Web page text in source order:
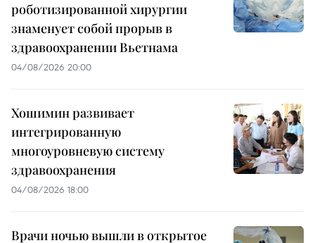
роботизированной хирургии
знаменует собой прорыв в
здравоохранении Вьетнама
04/08/2026 20:00
Хошимин развивает
интегрированную
многоуровневую систему
здравоохранения
04/08/2026 18:00
Врачи ночью вышли в открытое